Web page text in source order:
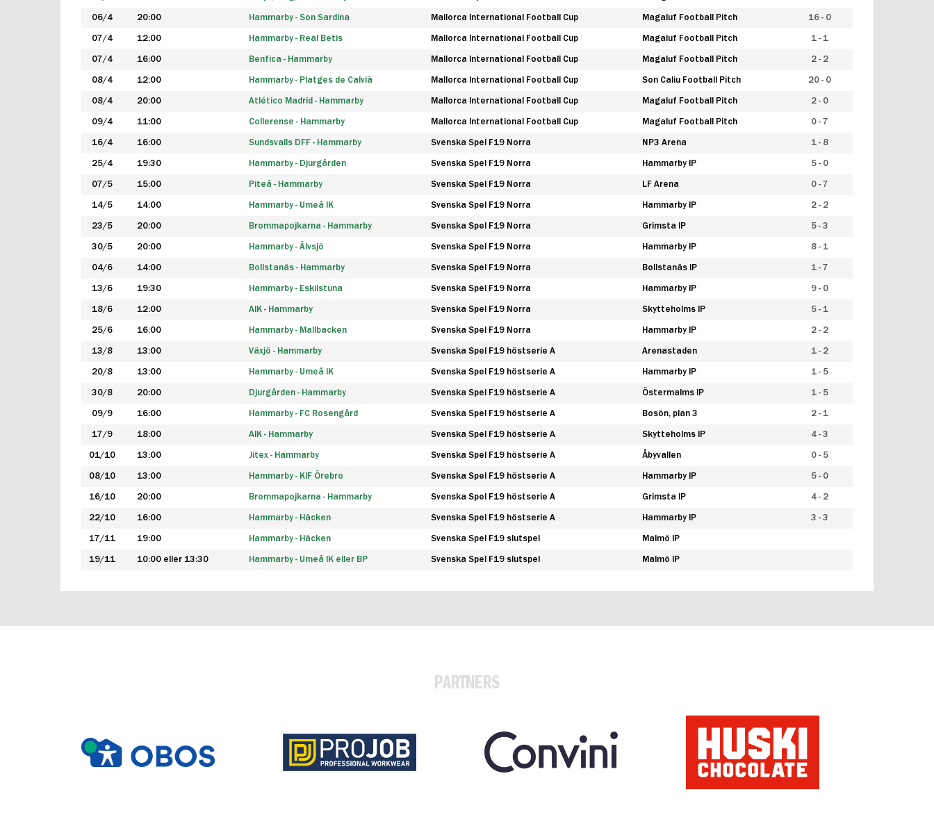
06/4 20:00 Hammarby - Son Sardina Mallorca International Football Cup Magaluf Football Pitch 16 - 0
07/4 12:00 Hammarby - Real Betis Mallorca International Football Cup Magaluf Football Pitch 1 - 1
07/4 16:00 Benfica - Hammarby Mallorca International Football Cup Magaluf Football Pitch 2 - 2
08/4 12:00 Hammarby - Platges de Calvià Mallorca International Football Cup Son Caliu Football Pitch 20 - 0
08/4 20:00 Atlético Madrid - Hammarby Mallorca International Football Cup Magaluf Football Pitch 2 - 0
09/4 11:00 Collerense - Hammarby Mallorca International Football Cup Magaluf Football Pitch 0 - 7
16/4 16:00 Sundsvalls DFF - Hammarby Svenska Spel F19 Norra NP3 Arena 1 - 8
25/4 19:30 Hammarby - Djurgården Svenska Spel F19 Norra Hammarby IP 5 - 0
07/5 15:00 Piteå - Hammarby Svenska Spel F19 Norra LF Arena 0 - 7
14/5 14:00 Hammarby - Umeå IK Svenska Spel F19 Norra Hammarby IP 2 - 2
23/5 20:00 Brommapojkarna - Hammarby Svenska Spel F19 Norra Grimsta IP 5 - 3
30/5 20:00 Hammarby - Älvsjö Svenska Spel F19 Norra Hammarby IP 8 - 1
04/6 14:00 Bollstanäs - Hammarby Svenska Spel F19 Norra Bollstanäs IP 1 - 7
13/6 19:30 Hammarby - Eskilstuna Svenska Spel F19 Norra Hammarby IP 9 - 0
18/6 12:00 AIK - Hammarby Svenska Spel F19 Norra Skytteholms IP 5 - 1
25/6 16:00 Hammarby - Mallbacken Svenska Spel F19 Norra Hammarby IP 2 - 2
13/8 13:00 Växjö - Hammarby Svenska Spel F19 höstserie A Arenastaden 1 - 2
20/8 13:00 Hammarby - Umeå IK Svenska Spel F19 höstserie A Hammarby IP 1 - 5
30/8 20:00 Djurgården - Hammarby Svenska Spel F19 höstserie A Östermalms IP 1 - 5
09/9 16:00 Hammarby - FC Rosengård Svenska Spel F19 höstserie A Bosön, plan 3 2 - 1
17/9 18:00 AIK - Hammarby Svenska Spel F19 höstserie A Skytteholms IP 4 - 3
01/10 13:00 Jitex - Hammarby Svenska Spel F19 höstserie A Åbyvallen 0 - 5
08/10 13:00 Hammarby - KIF Örebro Svenska Spel F19 höstserie A Hammarby IP 5 - 0
16/10 20:00 Brommapojkarna - Hammarby Svenska Spel F19 höstserie A Grimsta IP 4 - 2
22/10 16:00 Hammarby - Häcken Svenska Spel F19 höstserie A Hammarby IP 3 - 3
17/11 19:00 Hammarby - Häcken Svenska Spel F19 slutspel Malmö IP
19/11 10:00 eller 13:30 Hammarby - Umeå IK eller BP Svenska Spel F19 slutspel Malmö IP
PARTNERS